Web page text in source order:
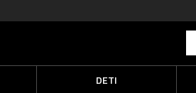
DETI